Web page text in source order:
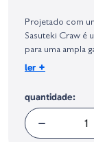
Europeia, dos
Geral sobre a
Projetado com
Sasuteki Craw é
para uma ampla
ler +
quantidade: